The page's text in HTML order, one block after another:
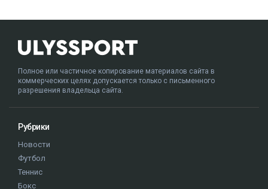
Полное или частичное копирование материалов сайта в
коммерческих целях допускается только с письменного
разрешения владельца сайта.
Рубрики
Новости
Футбол
Теннис
Бокс